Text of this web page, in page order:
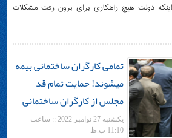
دولت هیچ راهکاری برای برون رفت مشکلات
تمامی کارگران ساختمانی بیمه
میشوند! حمایت تمام قد
مجلس از کارگران ساختمانی
یکشنبه 27 نوامبر 2022 :: ساعت
11:10 ب.ظ